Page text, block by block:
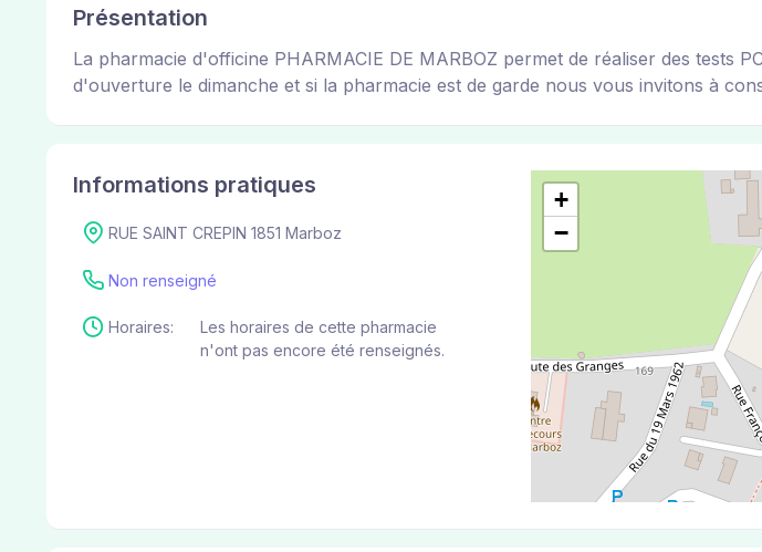
Présentation
La pharmacie d'officine PHARMACIE DE MARBOZ permet de réaliser des tests
d'ouverture le dimanche et si la pharmacie est de garde nous vous invitons à
Informations pratiques
RUE SAINT CREPIN 1851 Marboz
Non renseigné
Horaires:
Les horaires de cette pharmacie
n'ont pas encore été renseignés.
+
−